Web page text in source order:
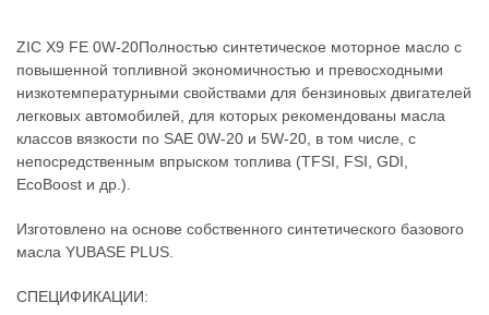
ZIC X9 FE 0W-20Полностью синтетическое моторное масло с
повышенной топливной экономичностью и превосходными
низкотемпературными свойствами для бензиновых двигателей
легковых автомобилей, для которых рекомендованы масла
классов вязкости по SAE 0W-20 и 5W-20, в том числе, с
непосредственным впрыском топлива (TFSI, FSI, GDI,
EcoBoost и др.).
Изготовлено на основе собственного синтетического базового
масла YUBASE PLUS.
СПЕЦИФИКАЦИИ: